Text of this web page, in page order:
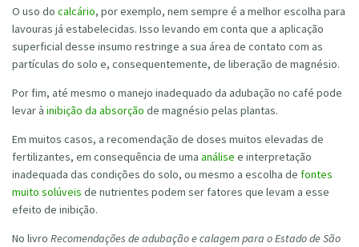
O uso do calcário, por exemplo, nem sempre é a melhor escolha para
lavouras já estabelecidas. Isso levando em conta que a aplicação
superficial desse insumo restringe a sua área de contato com as
partículas do solo e, consequentemente, de liberação de magnésio.
Por fim, até mesmo o manejo inadequado da adubação no café pode
levar à inibição da absorção de magnésio pelas plantas.
Em muitos casos, a recomendação de doses muitos elevadas de
fertilizantes, em consequência de uma análise e interpretação
inadequada das condições do solo, ou mesmo a escolha de fontes
muito solúveis de nutrientes podem ser fatores que levam a esse
efeito de inibição.
No livro Recomendações de adubação e calagem para o Estado de São